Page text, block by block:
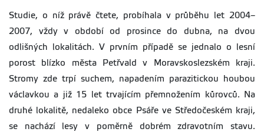
Studie, o níž právě čtete, probíhala v průběhu let 2004–
2007, vždy v období od prosince do dubna, na dvou
odlišných lokalitách. V prvním případě se jednalo o lesní
porost blízko města Petřvald v Moravskoslezském kraji.
Stromy zde trpí suchem, napadením parazitickou houbou
václavkou a již 15 let trvajícím přemnožením kůrovců. Na
druhé lokalitě, nedaleko obce Psáře ve Středočeském kraji,
se nachází lesy v poměrně dobrém zdravotním stavu.